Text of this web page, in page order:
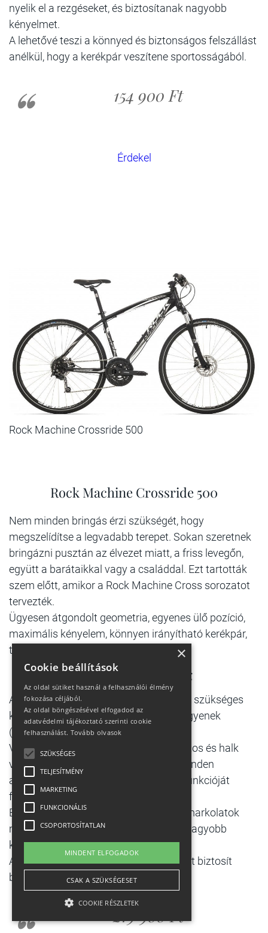
nyelik el a rezgéseket, és biztosítanak nagyobb
kényelmet.
A lehetővé teszi a könnyed és biztonságos felszállást
anélkül, hogy a kerékpár veszítene sportosságából.
154 900 Ft
Érdekel
Rock Machine Crossride 500
Rock Machine Crossride 500
Nem minden bringás érzi szükségét, hogy
megszelídítse a legvadabb terepet. Sokan szeretnek
bringázni pusztán az élvezet miatt, a friss levegőn,
együtt a barátaikkal vagy a családdal. Ezt tartották
szem előtt, amikor a Rock Machine Cross sorozatot
tervezték.
Ügyesen átgondolt geometria, egyenes ülő pozíció,
maximális kényelem, könnyen irányítható kerékpár,
tökéletesen megbízható alkatrészek.
Kényelem és minőség
A vázat és a villát úgy tervezték, hogy a szükséges
kiegészítők könnyen felszerelhetőek legyenek
(sárvédők, csomagtartók és egyebek).
Válogatott Shimano alkatrészek a pontos és halk
váltásért, és a hosszú élettartamért. Minden
alkatrészt a minőséget és a kerékpár funkcióját
figyelembe véve választottak meg.
Első teleszkóp, kényelmes nyergek és markolatok
nyelik el a rezgéseket, és biztosítanak nagyobb
kényelmet.
A hidraulikus fékrendszer teljes kontrollt biztosít
bármilyen talajon.
219 900 Ft
×
Cookie beállítások
Az oldal sütiket használ a felhasználói élmény
fokozása céljából.
Az oldal böngészésével elfogadod az
adatvédelmi tájékoztató szerinti cookie
felhasználást. Tovább olvasok
SZÜKSÉGES
TELJESÍTMÉNY
MARKETING
FUNKCIONÁLIS
CSOPORTOSÍTATLAN
MINDENT ELFOGADOK
CSAK A SZÜKSÉGESET
COOKIE RÉSZLETEK